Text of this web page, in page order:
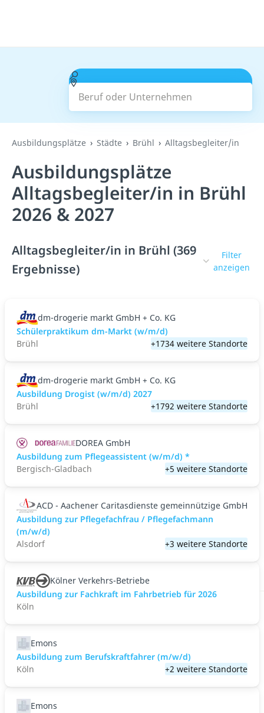
Beruf oder Unternehmen
Suchen
Ausbildungsplätze Städte Brühl Alltagsbegleiter/in
Ausbildungsplätze
Alltagsbegleiter/in in Brühl
2026 & 2027
Alltagsbegleiter/in in Brühl (369
Ergebnisse)
Filter
anzeigen
dm-drogerie markt GmbH + Co. KG
Schülerpraktikum dm-Markt (w/m/d)
Brühl
+1734 weitere Standorte
dm-drogerie markt GmbH + Co. KG
Ausbildung Drogist (w/m/d) 2027
Brühl
+1792 weitere Standorte
DOREA GmbH
Ausbildung zum Pflegeassistent (w/m/d) *
Bergisch-Gladbach
+5 weitere Standorte
ACD - Aachener Caritasdienste gemeinnützige GmbH
Ausbildung zur Pflegefachfrau / Pflegefachmann
(m/w/d)
Alsdorf
+3 weitere Standorte
Kölner Verkehrs-Betriebe
Ausbildung zur Fachkraft im Fahrbetrieb für 2026
Köln
Emons
Ausbildung zum Berufskraftfahrer (m/w/d)
Köln
+2 weitere Standorte
Emons